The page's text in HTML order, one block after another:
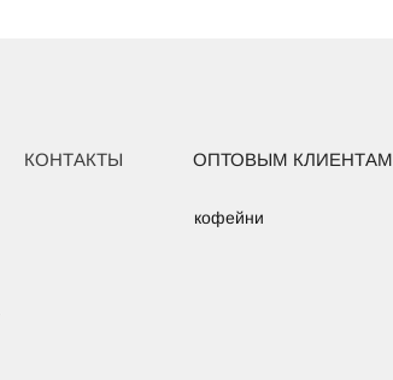
КОНТАКТЫ ОПТОВЫМ КЛИЕНТАМ
кофейни